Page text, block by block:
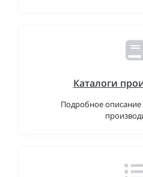
Каталоги
Подробное